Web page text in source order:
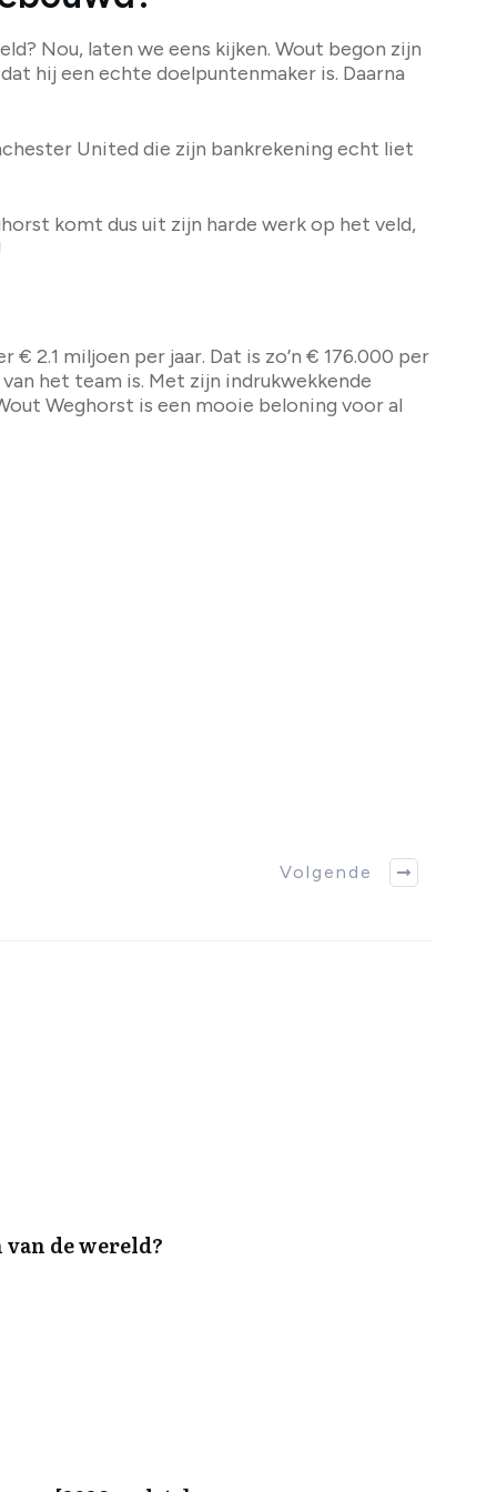
Nou, laten we eens kijken. Wout begon zijn
hij een echte doelpuntenmaker is. Daarna
United die zijn bankrekening echt liet
komt dus uit zijn harde werk op het veld,
2.1 miljoen per jaar. Dat is zo’n € 176.000 per
het team is. Met zijn indrukwekkende
Weghorst is een mooie beloning voor al
Volgende
de wereld?